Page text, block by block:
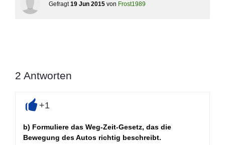
Gefragt 19 Jun 2015 von Frost1989
2 Antworten
+
+1
b) Formuliere das Weg-Zeit-Gesetz, das die
Bewegung des Autos richtig beschreibt.